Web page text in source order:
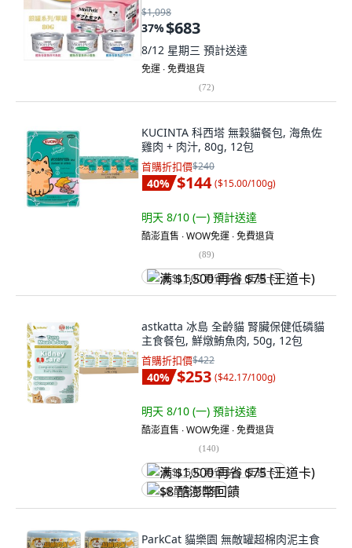
$1,098
37%$683
8/12 星期三 預計送達
免運 ∙ 免費退貨
(72)
KUCINTA 科西塔 無穀貓餐包, 海魚佐
雞肉 + 肉汁, 80g, 12包
首購折扣價$240
40% $144 ($15.00/100g)
明天 8/10 (一) 預計送達
酷澎直售 ∙ WOW免運 ∙ 免費退貨
(89)
满 $1,500 再省 $75 (王道卡)
astkatta 冰島 全齡貓 腎臟保健低磷貓
主食餐包, 鮮燉鮪魚肉, 50g, 12包
首購折扣價$422
40% $253 ($42.17/100g)
明天 8/10 (一) 預計送達
酷澎直售 ∙ WOW免運 ∙ 免費退貨
(140)
满 $1,500 再省 $75 (王道卡)
$8 酷澎幣回饋
ParkCat 貓樂園 無敵罐超棉肉泥主食